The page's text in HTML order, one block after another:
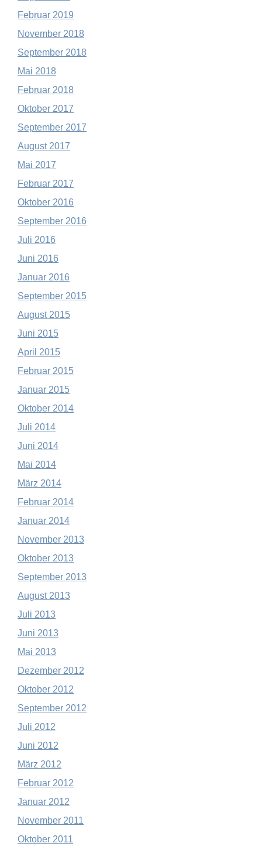
Februar 2019
November 2018
September 2018
Mai 2018
Februar 2018
Oktober 2017
September 2017
August 2017
Mai 2017
Februar 2017
Oktober 2016
September 2016
Juli 2016
Juni 2016
Januar 2016
September 2015
August 2015
Juni 2015
April 2015
Februar 2015
Januar 2015
Oktober 2014
Juli 2014
Juni 2014
Mai 2014
März 2014
Februar 2014
Januar 2014
November 2013
Oktober 2013
September 2013
August 2013
Juli 2013
Juni 2013
Mai 2013
Dezember 2012
Oktober 2012
September 2012
Juli 2012
Juni 2012
März 2012
Februar 2012
Januar 2012
November 2011
Oktober 2011